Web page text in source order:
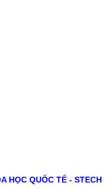
HỌC QUỐC TẾ - STECH